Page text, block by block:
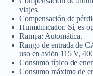
viajes.
Compensación de
Humidificador. Sí, es
Rampa: Automática.
Rango de entrada de
uso en avión 115 V,
Consumo típico de
Consumo máximo de